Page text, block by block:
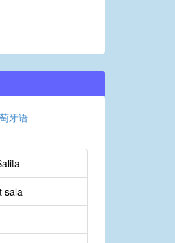
牙语
sala